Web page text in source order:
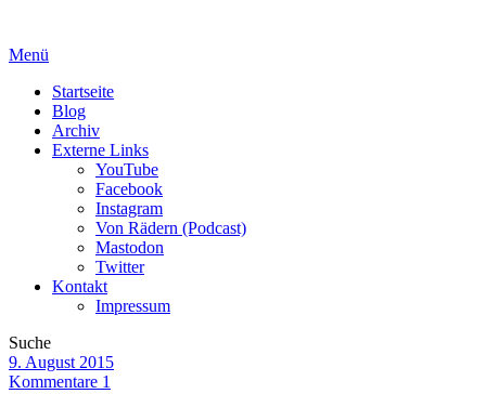
Menü
Startseite
Blog
Archiv
Externe Links
YouTube
Facebook
Instagram
Von Rädern (Podcast)
Mastodon
Twitter
Kontakt
Impressum
Suche
9. August 2015
Kommentare 1